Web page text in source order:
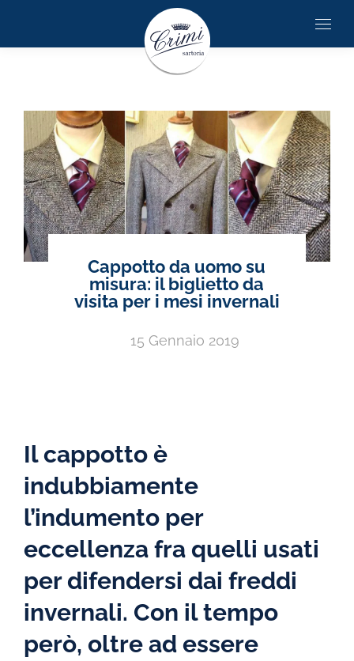
Cappotto da uomo su
misura: il biglietto da
visita per i mesi invernali
15 Gennaio 2019
Il cappotto è
indubbiamente
l’indumento per
eccellenza fra quelli usati
per difendersi dai freddi
invernali. Con il tempo
però, oltre ad essere